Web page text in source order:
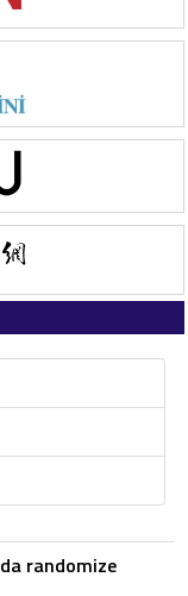
randomize